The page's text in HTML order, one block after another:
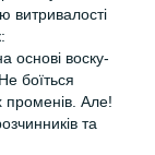
витривалості
основі воску-
боїться
Але!
та